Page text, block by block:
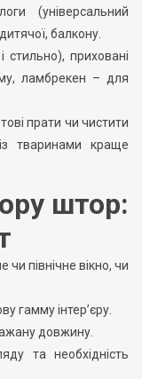
(універсальний
балкону.
стильно), приховані
ламбрекен – для
прати чи чистити
тваринами краще
штор:
чи північне вікно, чи
гамму інтер’єру.
довжину.
та необхідність